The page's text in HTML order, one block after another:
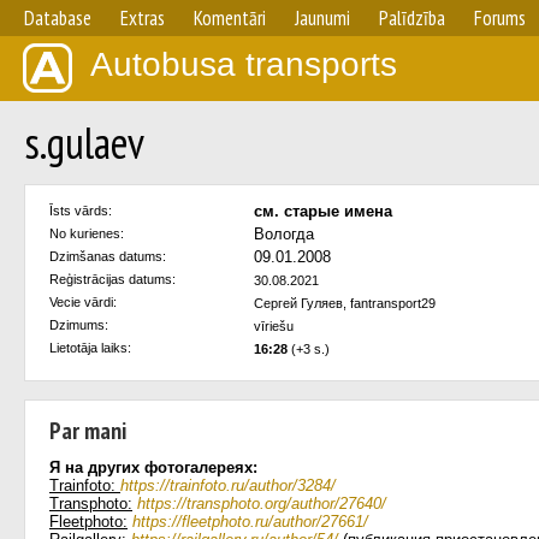
Database Extras Komentāri Jaunumi Palīdzība Forums
Autobusa transports
s.gulaev
Īsts vārds: см. старые имена
No kurienes: Вологда
Dzimšanas datums: 09.01.2008
Reģistrācijas datums:
30.08.2021
Vecie vārdi:
Сергей Гуляев, fantransport29
Dzimums:
vīriešu
Lietotāja laiks:
16:28 (+3 s.)
Par mani
Я на других фотогалереях:
Trainfoto: https://trainfoto.ru/author/3284/
Transphoto: https://transphoto.org/author/27640/
Fleetphoto: https://fleetphoto.ru/author/27661/